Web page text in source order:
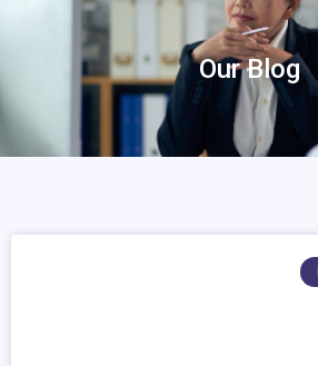
Our Blog